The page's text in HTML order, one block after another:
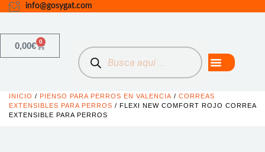
info@gosygat.com
0,00€ 0
INICIO / PIENSO PARA PERROS EN VALENCIA / CORREAS
EXTENSIBLES PARA PERROS / FLEXI NEW COMFORT ROJO CORREA
EXTENSIBLE PARA PERROS